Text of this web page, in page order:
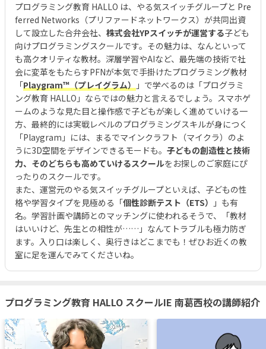
プログラミング教育 HALLO は、やる気スイッチグループと Pre
ferred Networks（プリファードネットワークス）が共同出資
して設立した合弁会社、 株式会社YPスイッチが運営する子ども
向けプログラミングスクールです。その魅力は、なんといって
も高クオリティな教材。深層学習やAIなど、最先端の技術で社
会に変革をもたらすPFNが本気で手掛けたプログラミング教材
「Playgram™（プレイグラム） 」で学べるのは「プログラミ
ング教育 HALLO」ならではの魅力と言えるでしょう。スマホゲ
ームのような見た目と操作感で子どもが楽しく進めていける一
方、最終的には実戦レベルのプログラミングスキルが身につく
「Playgram」には、まるでマインクラフト（マイクラ）のよ
うに3D空間をデザインできるモードも。 子どもの創造性と技術
力、そのどちらも高めていけるスクールをお探しのご家庭にぴ
ったりのスクールです。
また、運営元のやる気スイッチグループといえば、子どもの性
格や学習タイプを見極める「個性診断テスト（ETS）
」も有
名。学習計画や講師とのマッチングに使われるそうで、「教材
はいいけど、先生との相性が……」なんてトラブルも極力防ぎ
ます。入り口は楽しく、奥行きはどこまでも！ぜひお近くの教
室に足を運んでみてくださいね。
プログラミング教育 HALLO スクールIE 南葛西校の講師紹介